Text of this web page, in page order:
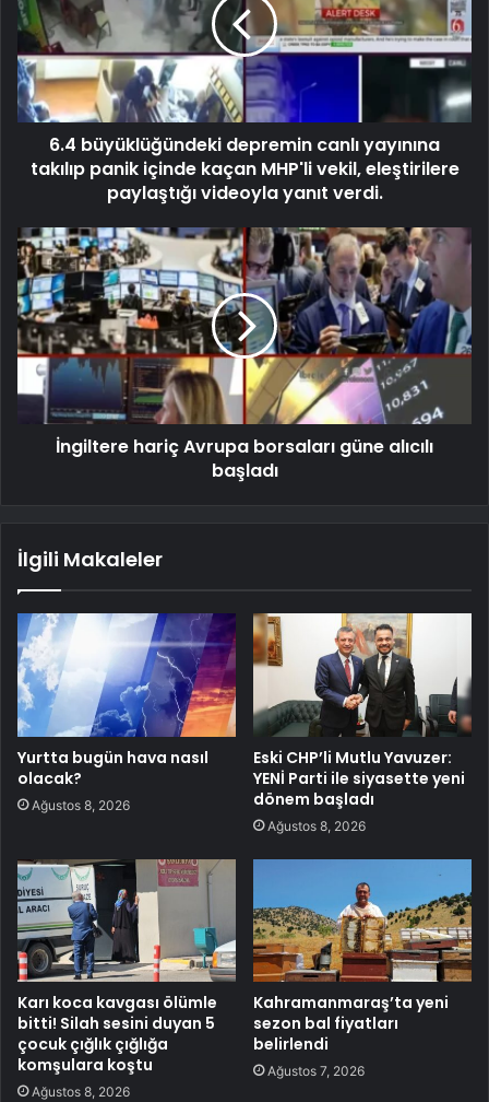
6.4 büyüklüğündeki depremin canlı yayınına
takılıp panik içinde kaçan MHP'li vekil, eleştirilere
paylaştığı videoyla yanıt verdi.
İngiltere hariç Avrupa borsaları güne alıcılı
başladı
İlgili Makaleler
Yurtta bugün hava nasıl
olacak?
Ağustos 8, 2026
Eski CHP’li Mutlu Yavuzer:
YENİ Parti ile siyasette yeni
dönem başladı
Ağustos 8, 2026
Karı koca kavgası ölümle
bitti! Silah sesini duyan 5
çocuk çığlık çığlığa
komşulara koştu
Ağustos 8, 2026
Kahramanmaraş’ta yeni
sezon bal fiyatları
belirlendi
Ağustos 7, 2026